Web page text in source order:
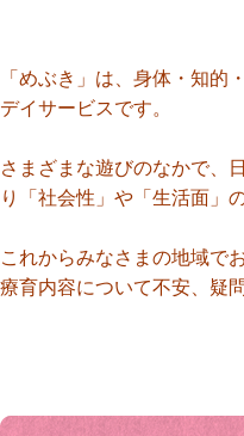
「めぶき」は、身体・知的
デイサービスです。
さまざまな遊びのなかで、
り「社会性」や「生活面」
これからみなさまの地域で
療育内容について不安、疑